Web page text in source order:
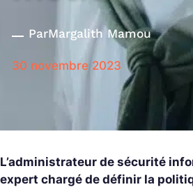
ParMargalith Mamou
30 novembre 2023
L’administrateur de sécurité
expert chargé de définir la